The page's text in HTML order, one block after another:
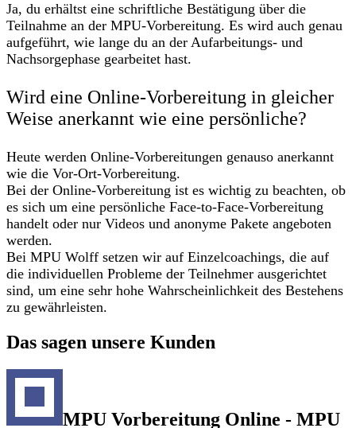
Ja, du erhältst eine schriftliche Bestätigung über die
Teilnahme an der MPU-Vorbereitung. Es wird auch genau
aufgeführt, wie lange du an der Aufarbeitungs- und
Nachsorgephase gearbeitet hast.
Wird eine Online-Vorbereitung in gleicher
Weise anerkannt wie eine persönliche?
Heute werden Online-Vorbereitungen genauso anerkannt
wie die Vor-Ort-Vorbereitung.
Bei der Online-Vorbereitung ist es wichtig zu beachten, ob
es sich um eine persönliche Face-to-Face-Vorbereitung
handelt oder nur Videos und anonyme Pakete angeboten
werden.
Bei MPU Wolff setzen wir auf Einzelcoachings, die auf
die individuellen Probleme der Teilnehmer ausgerichtet
sind, um eine sehr hohe Wahrscheinlichkeit des Bestehens
zu gewährleisten.
Das sagen unsere Kunden
MPU Vorbereitung Online - MPU